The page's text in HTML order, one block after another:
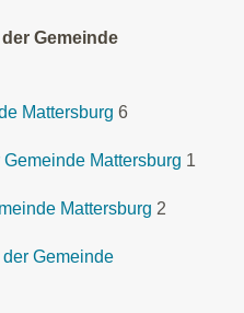
Gemeinde
Mattersburg 6
Mattersburg 1
Mattersburg 2
Gemeinde